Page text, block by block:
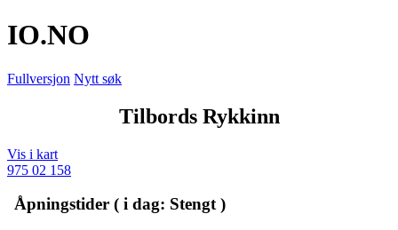
IO.NO
Fullversjon Nytt søk
Tilbords Rykkinn
Vis i kart
975 02 158
Åpningstider ( i dag: Stengt )